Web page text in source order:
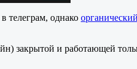
телеграм, однако
закрытой и работающей